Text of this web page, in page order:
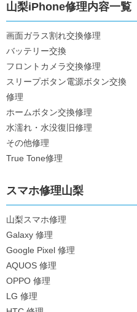
山梨iPhone修理内容一覧
画面ガラス割れ交換修理
バッテリー交換
フロントカメラ交換修理
スリープボタン電源ボタン交換
修理
ホームボタン交換修理
水濡れ・水没復旧修理
その他修理
True Tone修理
スマホ修理山梨
山梨スマホ修理
Galaxy 修理
Google Pixel 修理
AQUOS 修理
OPPO 修理
LG 修理